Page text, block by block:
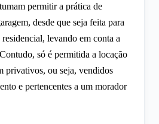
permitir a prática de
desde que seja feita para
levando em conta a
só é permitida a locação
privativos, ou seja, vendidos
e pertencentes a um morador